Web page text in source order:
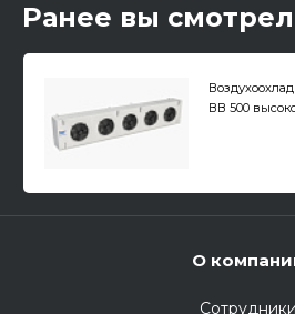
Ранее вы
ВВ 500
О
Сотрудники